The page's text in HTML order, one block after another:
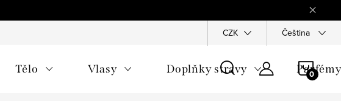
Ochrana osobních údajů Všeobecné
CZK Čeština
Tělo Vlasy Doplňky stravy Parfémy